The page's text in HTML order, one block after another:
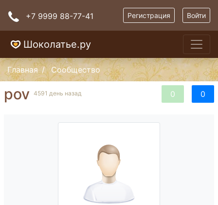
+7 9999 88-77-41 Регистрация Войти
Шоколатье.ру
Главная Сообщество
0 0
pov 4591 день назад